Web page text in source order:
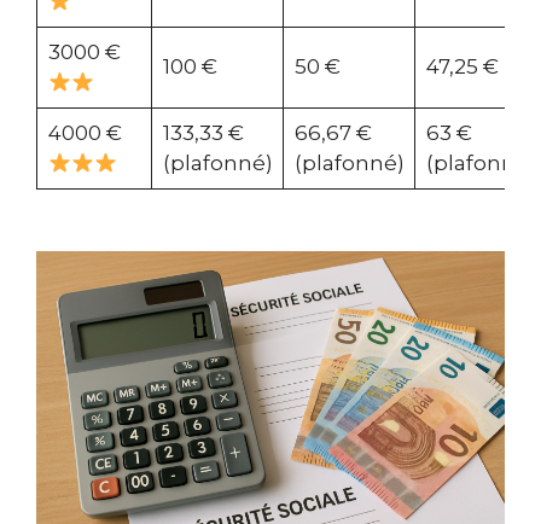
3000 €
100 € 50 € 47,25 €
4000 €
133,33 €
(plafonné)
66,67 €
(plafonné)
63 €
(plafonné)